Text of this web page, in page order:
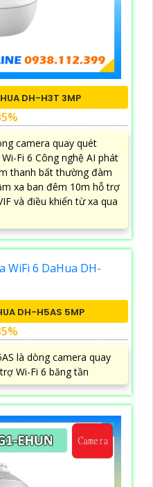
DH-H3T 3MP
camera quay quét
Fi 6 Công nghệ AI phát
thanh bất thường đàm
xa ban đêm 10m hỗ trợ
và điều khiển từ xa qua
DH-H5AS 5MP
là dòng camera quay
Wi-Fi 6 băng tần